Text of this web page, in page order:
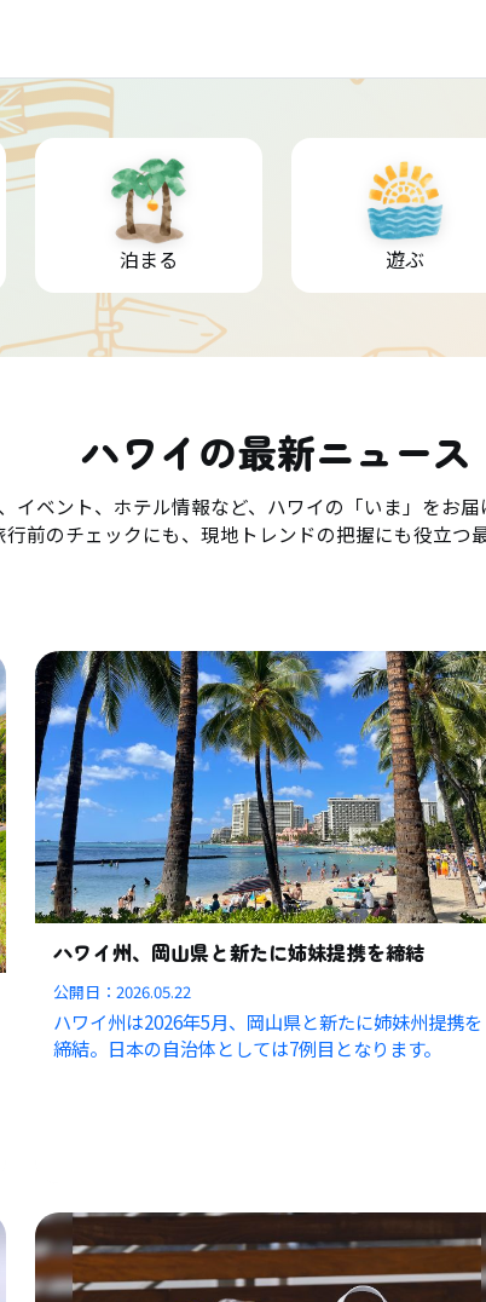
泊まる 遊ぶ
ハワイの最新ニュース
イベント、ホテル情報など、ハワイの「いま」をお
行前のチェックにも、現地トレンドの把握にも役立つ
ハワイ州、岡山県と新たに姉妹提携を締結
公開日：2026.05.22
ハワイ州は2026年5月、岡山県と新たに姉妹州提携を
締結。日本の自治体としては7例目となります。